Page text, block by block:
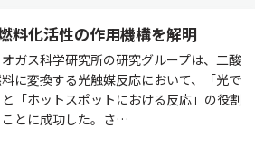
料化活性の作用機構を解明
ガス科学研究所の研究グループは、二酸
に変換する光触媒反応において、「光で
「ホットスポットにおける反応」の役割
とに成功した。さ…